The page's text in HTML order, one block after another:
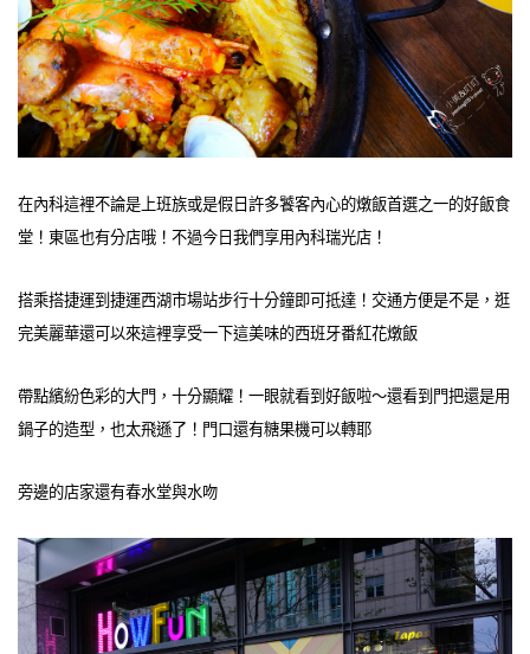
在內科這裡不論是上班族或是假日許多饕客內心的燉飯首選之一的好飯食
堂！東區也有分店哦！不過今日我們享用內科瑞光店！
搭乘搭捷運到捷運西湖市場站步行十分鐘即可抵達！交通方便是不是，逛
完美麗華還可以來這裡享受一下這美味的西班牙番紅花燉飯
帶點繽紛色彩的大門，十分顯耀！一眼就看到好飯啦～還看到門把還是用
鍋子的造型，也太飛遜了！門口還有糖果機可以轉耶
旁邊的店家還有春水堂與水吻